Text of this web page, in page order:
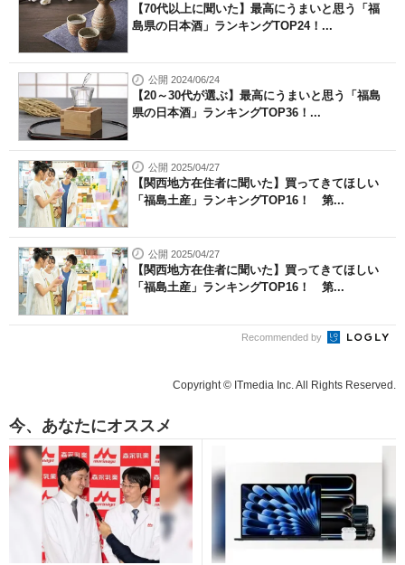
【70代以上に聞いた】最高にうまいと思う「福
島県の日本酒」ランキングTOP24！...
公開 2024/06/24
【20～30代が選ぶ】最高にうまいと思う「福島
県の日本酒」ランキングTOP36！...
公開 2025/04/27
【関西地方在住者に聞いた】買ってきてほしい
「福島土産」ランキングTOP16！ 第...
公開 2025/04/27
【関西地方在住者に聞いた】買ってきてほしい
「福島土産」ランキングTOP16！ 第...
Recommended by
Copyright © ITmedia Inc. All Rights Reserved.
今、あなたにオススメ